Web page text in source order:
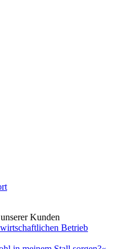
Kunden
Betrieb